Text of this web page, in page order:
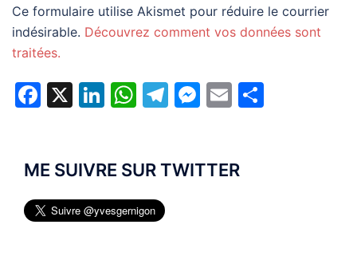
Ce formulaire utilise Akismet pour réduire le courrier
indésirable. Découvrez comment vos données sont
traitées.
Facebook
X LinkedIn
WhatsApp
Telegram
Messenger
Email
ME SUIVRE SUR TWITTER